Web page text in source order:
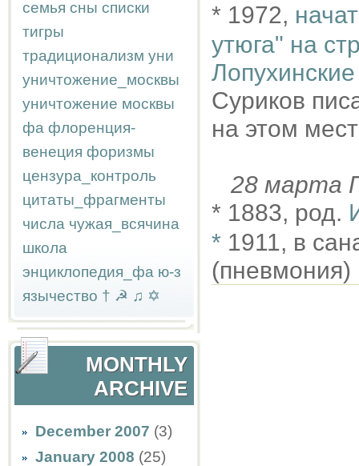
семья сны списки
тигры
традиционализм уни
уничтожение_москвы
уничтожение москвы
фа флоренция-
венеция форизмы
цензура_контроль
цитаты_фрагменты
числа чужая_всячина
школа
энциклопедия_фа ю-з
язычество † ☭ ♫ ✡
MONTHLY
ARCHIVE
December 2007 (3)
January 2008 (25)
* 1972,
утюга" на
Суриков
на этом
28
* 1883, род.
* 1911, в
(пневмония)